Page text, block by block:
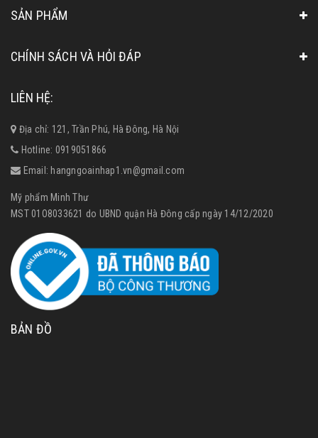
SẢN PHẨM
CHÍNH SÁCH VÀ HỎI ĐÁP
LIÊN HỆ:
Địa chỉ: 121, Trần Phú, Hà Đông, Hà Nội
Hotline: 0919051866
Email: hangngoainhap1.vn@gmail.com
Mỹ phẩm Minh Thư
MST 01O8033621 do UBND quận Hà Đông cấp ngày 14/12/2020
BẢN ĐỒ